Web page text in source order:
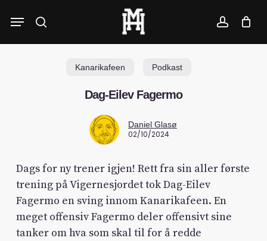
search account
Menu
Kanarikafeen Podkast
Dag-Eilev Fagermo
Daniel Glasø
02/10/2024
Dags for ny trener igjen! Rett fra sin aller første
trening på Vigernesjordet tok Dag-Eilev
Fagermo en sving innom Kanarikafeen. En
meget offensiv Fagermo deler offensivt sine
tanker om hva som skal til for å redde